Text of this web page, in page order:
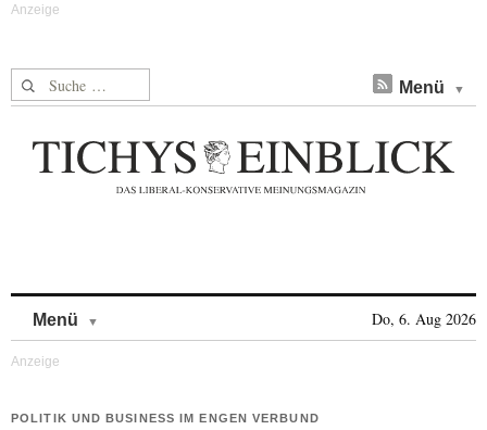
Suche nach: Menü
Menü Do, 6. Aug 2026
POLITIK UND BUSINESS IM ENGEN VERBUND